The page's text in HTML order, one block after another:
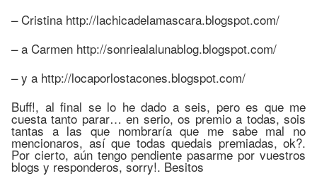
– Cristina http://lachicadelamascara.blogspot.com/
– a Carmen http://sonriealalunablog.blogspot.com/
– y a http://locaporlostacones.blogspot.com/
Buff!, al final se lo he dado a seis, pero es que me
cuesta tanto parar… en serio, os premio a todas, sois
tantas a las que nombraría que me sabe mal no
mencionaros, así que todas quedais premiadas, ok?.
Por cierto, aún tengo pendiente pasarme por vuestros
blogs y responderos, sorry!. Besitos